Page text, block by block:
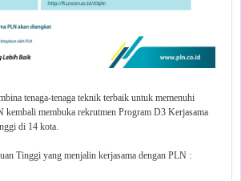
tenaga-tenaga teknik terbaik untuk memenuhi
kembali membuka rekrutmen Program D3 Kerjasama
di 14 kota.
Tinggi yang menjalin kerjasama dengan PLN :